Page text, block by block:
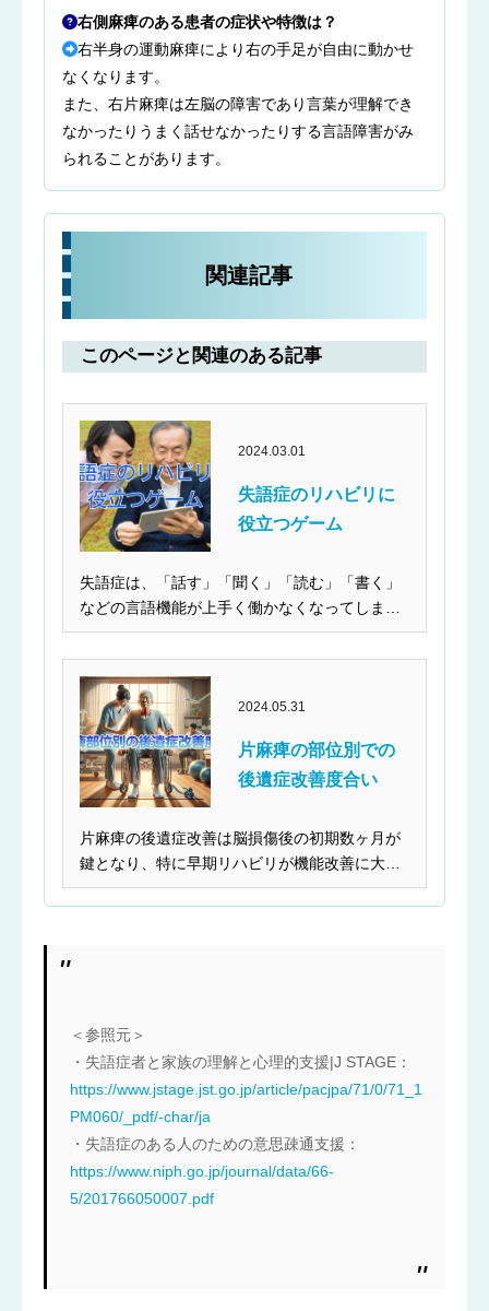
右側麻痺のある患者の症状や特徴は？
右半身の運動麻痺により右の手足が自由に動かせ
なくなります。
また、右片麻痺は左脳の障害であり言葉が理解でき
なかったりうまく話せなかったりする言語障害がみ
られることがあります。
関連記事
このページと関連のある記事
2024.03.01
失語症のリハビリに
役立つゲーム
失語症は、「話す」「聞く」「読む」「書く」
などの言語機能が上手く働かなくなってしまい
ます。コミュニケ...
2024.05.31
片麻痺の部位別での
後遺症改善度合い
片麻痺の後遺症改善は脳損傷後の初期数ヶ月が
鍵となり、特に早期リハビリが機能改善に大き
く影響します。脳...
＜参照元＞
・失語症者と家族の理解と心理的支援|J STAGE：
https://www.jstage.jst.go.jp/article/pacjpa/71/0/71_1
PM060/_pdf/-char/ja
・失語症のある人のための意思疎通支援：
https://www.niph.go.jp/journal/data/66-
5/201766050007.pdf